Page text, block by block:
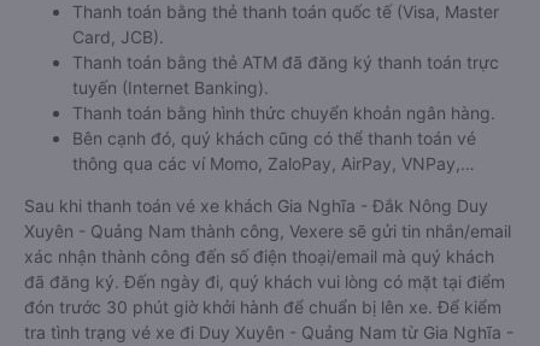
Thanh toán bằng thẻ thanh toán quốc tế (Visa, Master
Card, JCB).
Thanh toán bằng thẻ ATM đã đăng ký thanh toán trực
tuyến (Internet Banking).
Thanh toán bằng hình thức chuyển khoản ngân hàng.
Bên cạnh đó, quý khách cũng có thể thanh toán vé
thông qua các ví Momo, ZaloPay, AirPay, VNPay,…
Sau khi thanh toán vé xe khách Gia Nghĩa - Đắk Nông Duy
Xuyên - Quảng Nam thành công, Vexere sẽ gửi tin nhắn/email
xác nhận thành công đến số điện thoại/email mà quý khách
đã đăng ký. Đến ngày đi, quý khách vui lòng có mặt tại điểm
đón trước 30 phút giờ khởi hành để chuẩn bị lên xe. Để kiểm
tra tình trạng vé xe đi Duy Xuyên - Quảng Nam từ Gia Nghĩa -